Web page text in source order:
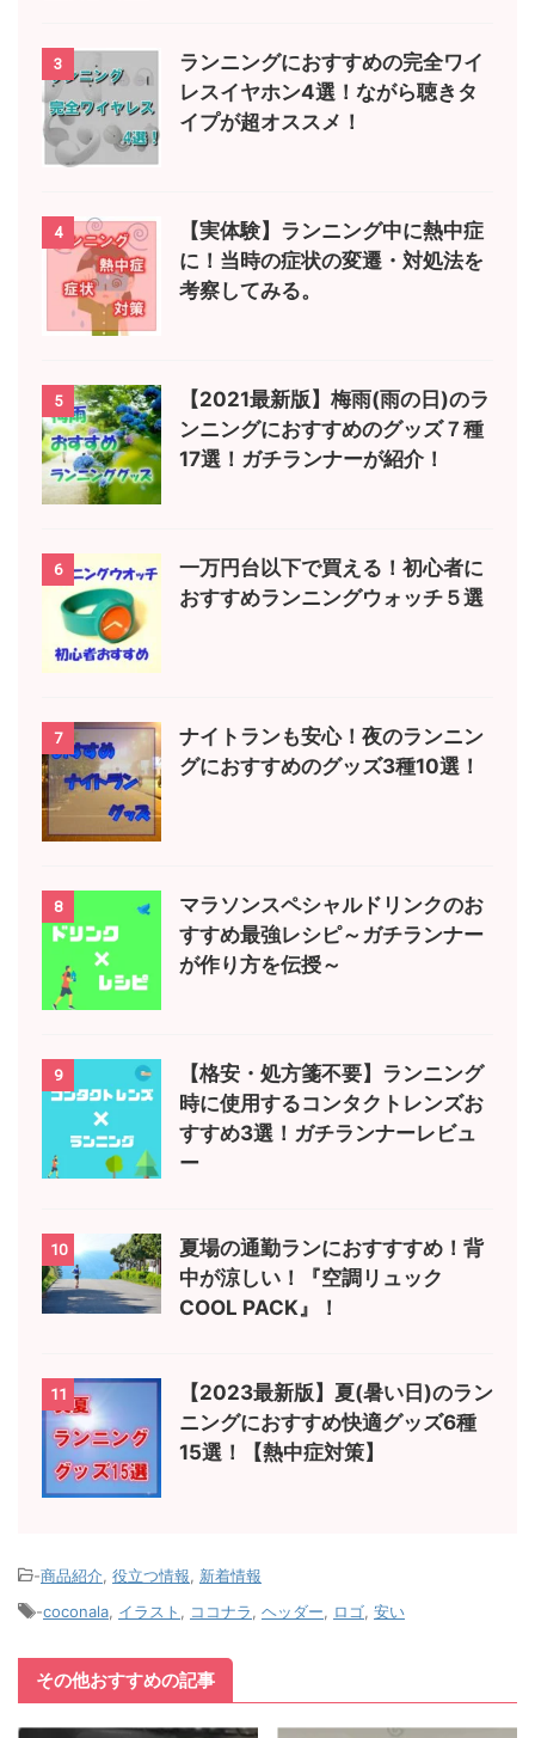
3
ランニングにおすすめの完全ワイ
レスイヤホン4選！ながら聴きタ
イプが超オススメ！
4
【実体験】ランニング中に熱中症
に！当時の症状の変遷・対処法を
考察してみる。
5
【2021最新版】梅雨(雨の日)のラ
ンニングにおすすめのグッズ７種
17選！ガチランナーが紹介！
6
一万円台以下で買える！初心者に
おすすめランニングウォッチ５選
7
ナイトランも安心！夜のランニン
グにおすすめのグッズ3種10選！
8
マラソンスペシャルドリンクのお
すすめ最強レシピ～ガチランナー
が作り方を伝授～
9
【格安・処方箋不要】ランニング
時に使用するコンタクトレンズお
すすめ3選！ガチランナーレビュ
ー
10
夏場の通勤ランにおすすすめ！背
中が涼しい！『空調リュック
COOL PACK』！
11
【2023最新版】夏(暑い日)のラン
ニングにおすすめ快適グッズ6種
15選！【熱中症対策】
-商品紹介, 役立つ情報, 新着情報
-coconala, イラスト , ココナラ, ヘッダー, ロゴ, 安い
その他おすすめの記事